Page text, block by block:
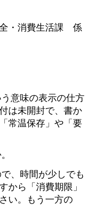
・消費生活課 係
意味の表示の仕方
は未開封で、書か
常温保存」や「要
、時間が少しでも
から「消費期限」
い。もう一方の